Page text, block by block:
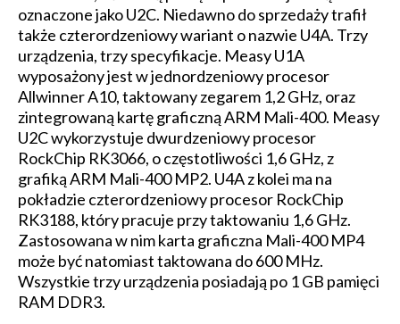
oznaczone jako U2C. Niedawno do sprzedaży trafił
także czterordzeniowy wariant o nazwie U4A. Trzy
urządzenia, trzy specyfikacje. Measy U1A
wyposażony jest w jednordzeniowy procesor
Allwinner A10, taktowany zegarem 1,2 GHz, oraz
zintegrowaną kartę graficzną ARM Mali-400. Measy
U2C wykorzystuje dwurdzeniowy procesor
RockChip RK3066, o częstotliwości 1,6 GHz, z
grafiką ARM Mali-400 MP2. U4A z kolei ma na
pokładzie czterordzeniowy procesor RockChip
RK3188, który pracuje przy taktowaniu 1,6 GHz.
Zastosowana w nim karta graficzna Mali-400 MP4
może być natomiast taktowana do 600 MHz.
Wszystkie trzy urządzenia posiadają po 1 GB pamięci
RAM DDR3.